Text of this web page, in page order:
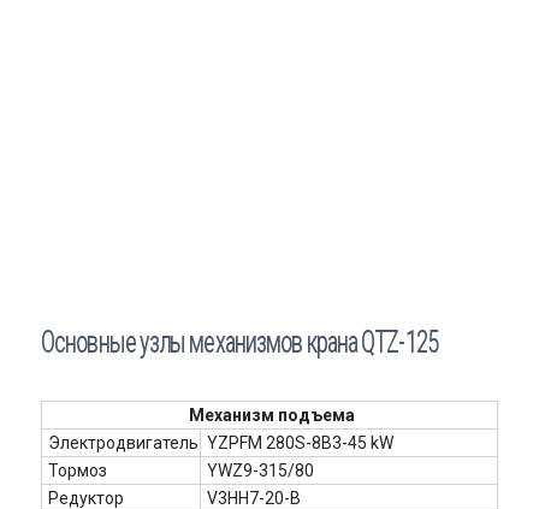
Основные узлы механизмов крана QTZ-125
Механизм подъема
Электродвигатель YZPFM 280S-8B3-45 kW
Тормоз
YWZ9-315/80
Редуктор
V3HH7-20-B